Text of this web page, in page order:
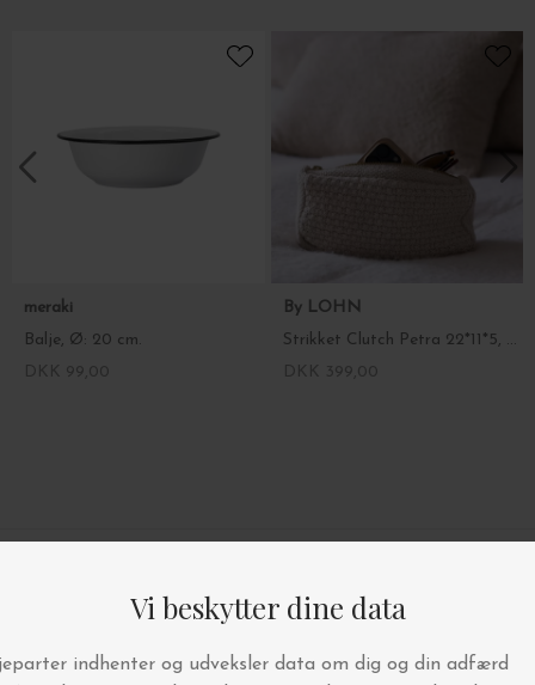
meraki
Balje, Ø: 20 cm.
By LOHN
Strikket Clutch Petra 22*11*5, Beige